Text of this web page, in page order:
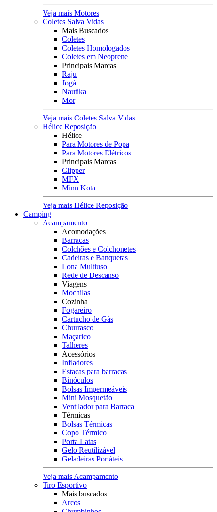
Veja mais Motores
Coletes Salva Vidas
Mais Buscados
Coletes
Coletes Homologados
Coletes em Neoprene
Principais Marcas
Raju
Jogá
Nautika
Mor
Veja mais Coletes Salva Vidas
Hélice Reposição
Hélice
Para Motores de Popa
Para Motores Elétricos
Principais Marcas
Clipper
MFX
Minn Kota
Veja mais Hélice Reposição
Camping
Acampamento
Acomodações
Barracas
Colchões e Colchonetes
Cadeiras e Banquetas
Lona Multiuso
Rede de Descanso
Viagens
Mochilas
Cozinha
Fogareiro
Cartucho de Gás
Churrasco
Maçarico
Talheres
Acessórios
Infladores
Estacas para barracas
Binóculos
Bolsas Impermeáveis
Mini Mosquetão
Ventilador para Barraca
Térmicas
Bolsas Térmicas
Copo Térmico
Porta Latas
Gelo Reutilizável
Geladeiras Portáteis
Veja mais Acampamento
Tiro Esportivo
Mais buscados
Arcos